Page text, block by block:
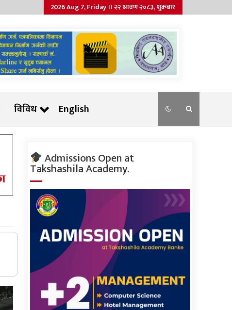
2026 Aug 7, Friday ।। २२ श्रावण २०८३, शुक्रबार
विविध English
Admissions Open at
Takshashila Academy.